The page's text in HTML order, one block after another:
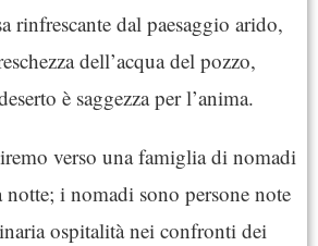
rinfrescante dal paesaggio arido,
dell’acqua del pozzo,
è saggezza per l’anima.
verso una famiglia di nomadi
notte; i nomadi sono persone note
ospitalità nei confronti dei